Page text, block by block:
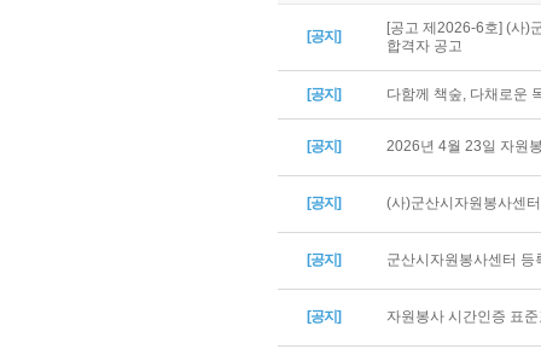
[공지]
[공고 제2026-6호] (사)
합격자 공고
[공지] 다함께 책숲, 다채로운
[공지] 2026년 4월 23일 자원
[공지] (사)군산시자원봉사센
[공지] 군산시자원봉사센터 등
[공지] 자원봉사 시간인증 표